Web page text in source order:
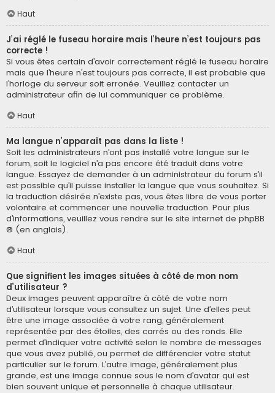
Haut
J’ai réglé le fuseau horaire mais l’heure n’est toujours pas
correcte !
Si vous êtes certain d’avoir correctement réglé le fuseau horaire
mais que l’heure n’est toujours pas correcte, il est probable que
l’horloge du serveur soit erronée. Veuillez contacter un
administrateur afin de lui communiquer ce problème.
Haut
Ma langue n’apparaît pas dans la liste !
Soit les administrateurs n’ont pas installé votre langue sur le
forum, soit le logiciel n’a pas encore été traduit dans votre
langue. Essayez de demander à un administrateur du forum s’il
est possible qu’il puisse installer la langue que vous souhaitez. Si
la traduction désirée n’existe pas, vous êtes libre de vous porter
volontaire et commencer une nouvelle traduction. Pour plus
d’informations, veuillez vous rendre sur le site internet de phpBB
® (en anglais).
Haut
Que signifient les images situées à côté de mon nom
d’utilisateur ?
Deux images peuvent apparaître à côté de votre nom
d’utilisateur lorsque vous consultez un sujet. Une d’elles peut
être une image associée à votre rang, généralement
représentée par des étoiles, des carrés ou des ronds. Elle
permet d’indiquer votre activité selon le nombre de messages
que vous avez publié, ou permet de différencier votre statut
particulier sur le forum. L’autre image, généralement plus
grande, est une image connue sous le nom d’avatar qui est
bien souvent unique et personnelle à chaque utilisateur.